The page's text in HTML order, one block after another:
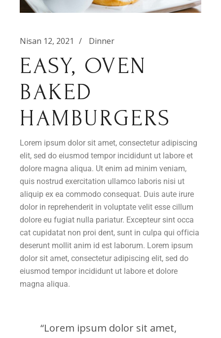
Nisan 12, 2021 Dinner
EASY, OVEN
BAKED
HAMBURGERS
Lorem ipsum dolor sit amet, consectetur adipiscing
elit, sed do eiusmod tempor incididunt ut labore et
dolore magna aliqua. Ut enim ad minim veniam,
quis nostrud exercitation ullamco laboris nisi ut
aliquip ex ea commodo consequat. Duis aute irure
dolor in reprehenderit in voluptate velit esse cillum
dolore eu fugiat nulla pariatur. Excepteur sint occa
cat cupidatat non proi dent, sunt in culpa qui officia
deserunt mollit anim id est laborum. Lorem ipsum
dolor sit amet, consectetur adipiscing elit, sed do
eiusmod tempor incididunt ut labore et dolore
magna aliqua.
“Lorem ipsum dolor sit amet,